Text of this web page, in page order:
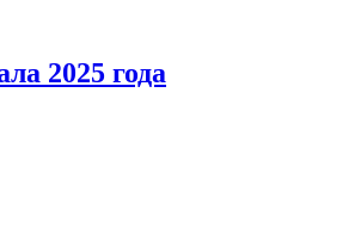
2025 года